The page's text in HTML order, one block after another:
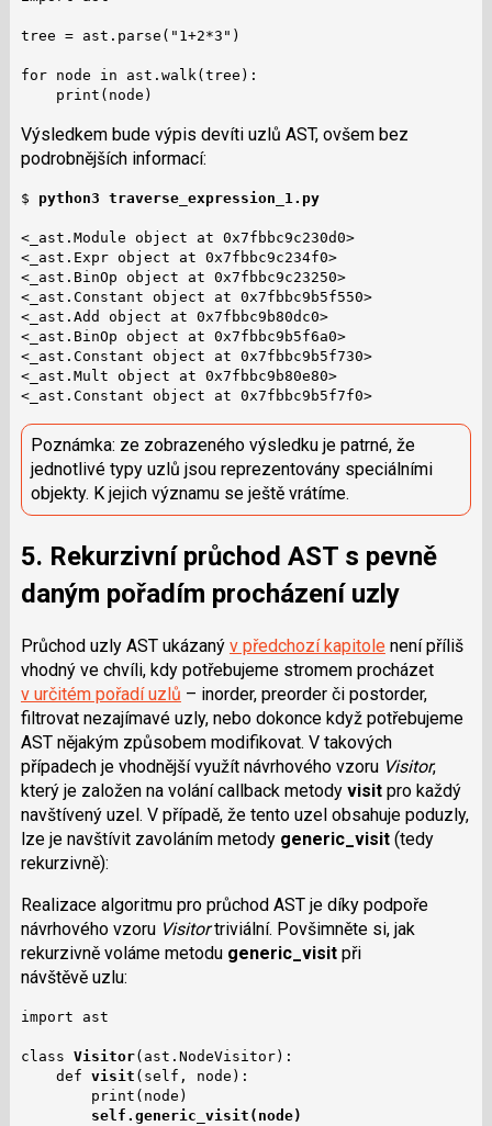
tree = ast.parse("1+2*3")
for node in ast.walk(tree):
    print(node)
Výsledkem bude výpis devíti uzlů AST, ovšem bez
podrobnějších informací:
$ python3 traverse_expression_1.py
<_ast.Module object at 0x7fbbc9c230d0>
<_ast.Expr object at 0x7fbbc9c234f0>
<_ast.BinOp object at 0x7fbbc9c23250>
<_ast.Constant object at 0x7fbbc9b5f550>
<_ast.Add object at 0x7fbbc9b80dc0>
<_ast.BinOp object at 0x7fbbc9b5f6a0>
<_ast.Constant object at 0x7fbbc9b5f730>
<_ast.Mult object at 0x7fbbc9b80e80>
<_ast.Constant object at 0x7fbbc9b5f7f0>
Poznámka: ze zobrazeného výsledku je patrné, že
jednotlivé typy uzlů jsou reprezentovány speciálními
objekty. K jejich významu se ještě vrátíme.
5. Rekurzivní průchod AST s pevně
daným pořadím procházení uzly
Průchod uzly AST ukázaný v předchozí kapitolenení příliš
vhodný ve chvíli, kdy potřebujeme stromem procházet
v určitém pořadí uzlů – inorder, preorder či postorder,
filtrovat nezajímavé uzly, nebo dokonce když potřebujeme
AST nějakým způsobem modifikovat. V takových
případech je vhodnější využít návrhového vzoru Visitor,
který je založen na volání callback metody visitpro každý
navštívený uzel. V případě, že tento uzel obsahuje poduzly,
lze je navštívit zavoláním metody generic_visit(tedy
rekurzivně):
Realizace algoritmu pro průchod AST je díky podpoře
návrhového vzoru Visitortriviální. Povšimněte si, jak
rekurzivně voláme metodu generic_visitpři
návštěvě uzlu:
import ast
class Visitor(ast.NodeVisitor):
    def
visit (self, node):
        print(node)
self.generic_visit(node)